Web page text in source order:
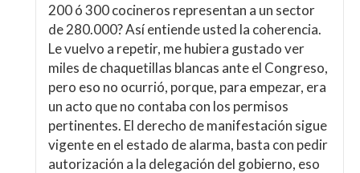
200 ó 300 cocineros representan a un sector
de 280.000? Así entiende usted la coherencia.
Le vuelvo a repetir, me hubiera gustado ver
miles de chaquetillas blancas ante el Congreso,
pero eso no ocurrió, porque, para empezar, era
un acto que no contaba con los permisos
pertinentes. El derecho de manifestación sigue
vigente en el estado de alarma, basta con pedir
autorización a la delegación del gobierno, eso